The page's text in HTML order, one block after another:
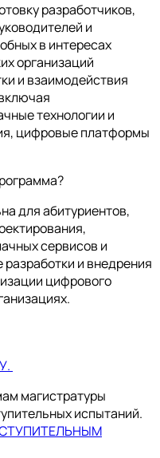
разработчиков,
и
в интересах
организаций
и взаимодействия
технологии и
цифровые платформы
для абитуриентов,
сервисов и
и внедрения
цифрового
магистратуры
испытаний.